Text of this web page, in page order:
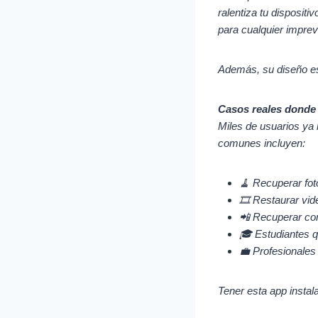
ralentiza tu
para cualquier
Además, su diseño
Casos reales
Miles de usuarios ya
comunes incluyen:
🧹 Recuperar
🎞️ Restaurar
📲 Recuperar
🎓 Estudiantes
💼
Tener esta app